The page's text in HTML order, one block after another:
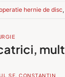
hernie de disc,